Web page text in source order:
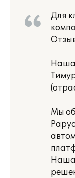
Для
Наша
Мы
Наша